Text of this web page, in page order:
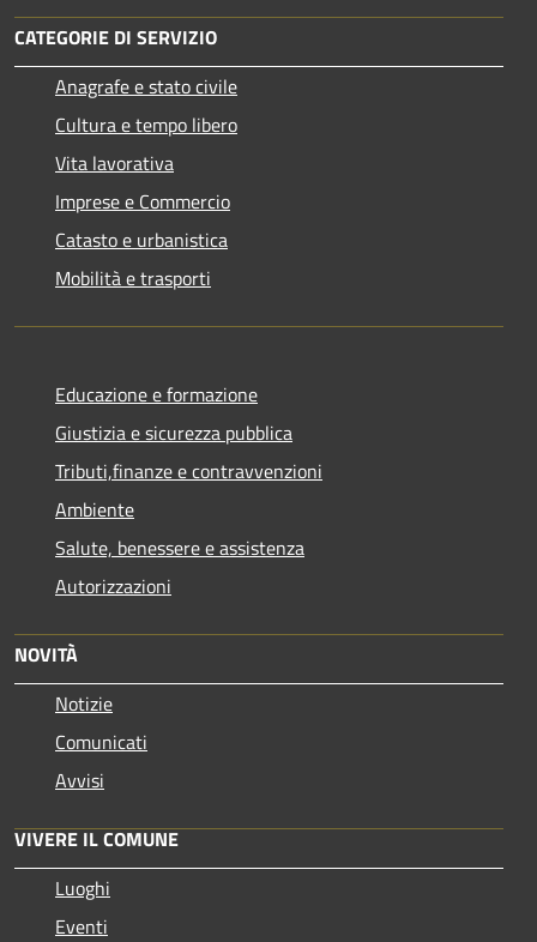
CATEGORIE DI SERVIZIO
Anagrafe e stato civile
Cultura e tempo libero
Vita lavorativa
Imprese e Commercio
Catasto e urbanistica
Mobilità e trasporti
Educazione e formazione
Giustizia e sicurezza pubblica
Tributi,finanze e contravvenzioni
Ambiente
Salute, benessere e assistenza
Autorizzazioni
NOVITÀ
Notizie
Comunicati
Avvisi
VIVERE IL COMUNE
Luoghi
Eventi